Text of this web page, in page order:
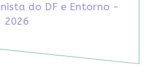
do DF e Entorno -
2026